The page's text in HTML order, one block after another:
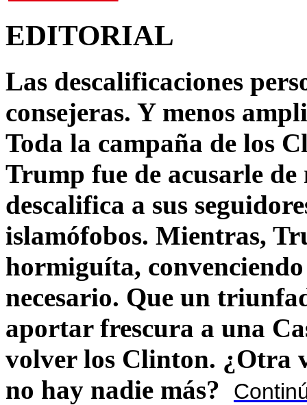
EDITORIAL
Las descalificaciones
consejeras. Y menos
Toda la campaña de los
Trump fue de acusarle
descalifica a sus
islamófobos. Mientras,
hormiguíta,
necesario. Que un
aportar frescura a una
volver los Clinton. ¿Otra
no hay nadie más?